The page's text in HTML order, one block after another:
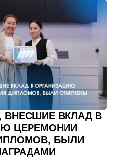
ВНЕСШИЕ ВКЛАД В
ЦЕРЕМОНИИ
БЫЛИ